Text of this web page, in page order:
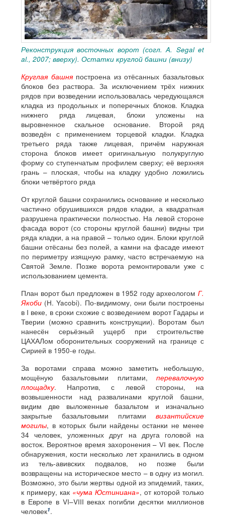
Реконструкция восточных ворот (согл. A. Segal et
al., 2007; вверху). Остатки круглой башни (внизу)
Круглая башняпостроена из отёсанных базальтовых
блоков без раствора. За исключением трёх нижних
рядов при возведении использовалась чередующаяся
кладка из продольных и поперечных блоков. Кладка
нижнего ряда лицевая, блоки уложены на
выровненное скальное основание. Второй ряд
возведён с применением торцевой кладки. Кладка
третьего ряда также лицевая, причём наружная
сторона блоков имеет оригинальную полукруглую
форму со ступенчатым профилем сверху; её верхняя
грань – плоская, чтобы на кладку удобно ложились
блоки четвёртого ряда
От круглой башни сохранились основание и несколько
частично обрушившихся рядов кладки, а квадратная
разрушена практически полностью. На левой стороне
фасада ворот (со стороны круглой башни) видны три
ряда кладки, а на правой – только один. Блоки круглой
башни отёсаны без полей, а камни на фасаде имеют
по периметру изящную рамку, часто встречаемую на
Святой Земле. Позже ворота ремонтировали уже с
использованием цемента.
План ворот был предложен в 1952 году археологом Г.
Якоби (H. Yacobi). По-видимому, они были построены
в I веке, в сроки схожие с возведением ворот Гадары и
Тверии (можно сравнить конструкции). Воротам был
нанесён серьёзный ущерб при строительстве
ЦАХАЛом оборонительных сооружений на границе с
Сирией в 1950-е годы.
За воротами справа можно заметить небольшую,
мощёную базальтовыми плитами, перевалочную
площадку. Напротив, с левой стороны, на
возвышенности над развалинами круглой башни,
видим две выложенные базальтом и изначально
закрытые базальтовыми плитами византийские
могилы, в которых были найдены останки не менее
34 человек, уложенных друг на друга головой на
восток. Вероятное время захоронения – VI век. После
обнаружения, кости несколько лет хранились в одном
из тель-авивских подвалов, но позже были
возвращены на историческое место – в одну из могил.
Возможно, это были жертвы одной из эпидемий, таких,
к примеру, как «чума Юстиниана», от которой только
в Европе в VI–VIII веках погибли десятки миллионов
человек1.